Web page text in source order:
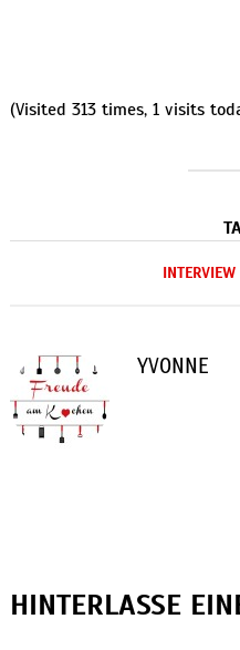
(Visited 313 times, 1 visits
INTERVIEW
YVONNE
HINTERLASSE